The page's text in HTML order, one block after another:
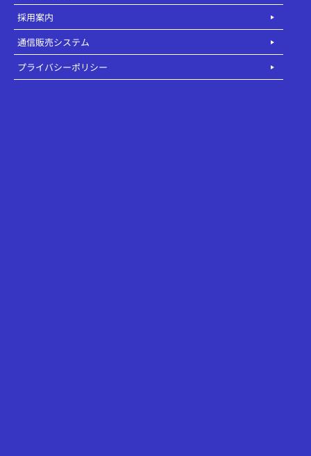
採用案内
通信販売システム
プライバシーポリシー